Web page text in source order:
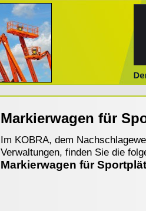
Markierwagen für
Im KOBRA, dem
Verwaltungen, finden Sie die
Markierwagen für